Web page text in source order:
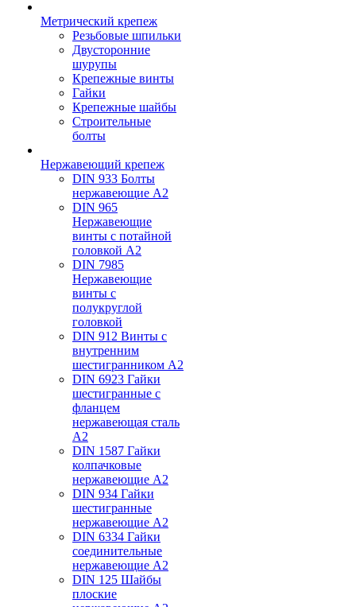
Метрический крепеж
Резьбовые шпильки
Двусторонние
шурупы
Крепежные винты
Гайки
Крепежные шайбы
Строительные
болты
Нержавеющий крепеж
DIN 933 Болты
нержавеющие А2
DIN 965
Нержавеющие
винты с потайной
головкой А2
DIN 7985
Нержавеющие
винты с
полукруглой
головкой
DIN 912 Винты с
внутренним
шестигранником А2
DIN 6923 Гайки
шестигранные с
фланцем
нержавеющая сталь
А2
DIN 1587 Гайки
колпачковые
нержавеющие А2
DIN 934 Гайки
шестигранные
нержавеющие А2
DIN 6334 Гайки
соединительные
нержавеющие А2
DIN 125 Шайбы
плоские